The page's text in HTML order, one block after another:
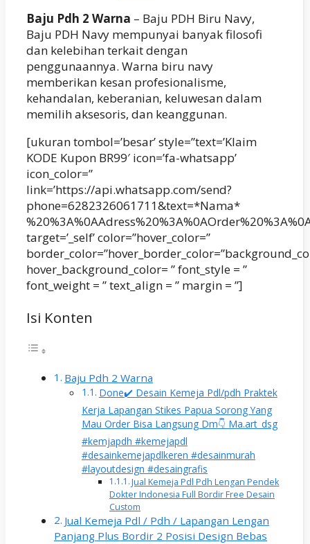
Baju Pdh 2 Warna – Baju PDH Biru Navy,
Baju PDH Navy mempunyai banyak filosofi
dan kelebihan terkait dengan
penggunaannya. Warna biru navy
memberikan kesan profesionalisme,
kehandalan, keberanian, keluwesan dalam
memilih aksesoris, dan keanggunan.
[ukuran tombol=’besar’ style=”text=’Klaim
KODE Kupon BR99′ icon=’fa-whatsapp’
icon_color=”
link=’https://api.whatsapp.com/send?
phone=6282326061711&text=*Nama*
target=’_self’ color=”hover_color=”
hover_background_color= ” font_style = ”
font_weight = ” text_align = ” margin = ”]
Isi Konten
Baju Pdh 2 Warna
Done✔️ Desain Kemeja Pdl/pdh Praktek
Kerja Lapangan Stikes Papua Sorong Yang
Mau Order Bisa Langsung Dm👇 Ma.art_dsg
#kemjapdh #kemejapdl
#desainkemejapdlkeren #desainmurah
#layoutdesign #desaingrafis
Jual Kemeja Pdl Pdh Lengan Pendek
Dokter Indonesia Full Bordir Free Desain
Custom
Jual Kemeja Pdl / Pdh / Lapangan Lengan
Panjang Plus Bordir 2 Posisi Design Bebas